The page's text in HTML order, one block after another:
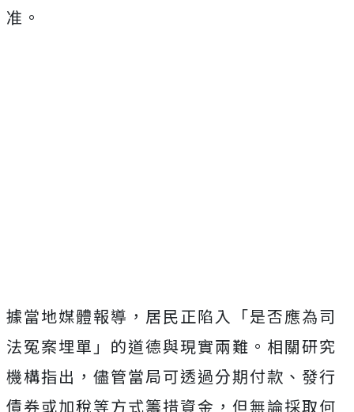
准。
據當地媒體報導，居民正陷入「是否應為司
法冤案埋單」的道德與現實兩難。相關研究
機構指出，儘管當局可透過分期付款、發行
債券或加稅等方式籌措資金，但無論採取何